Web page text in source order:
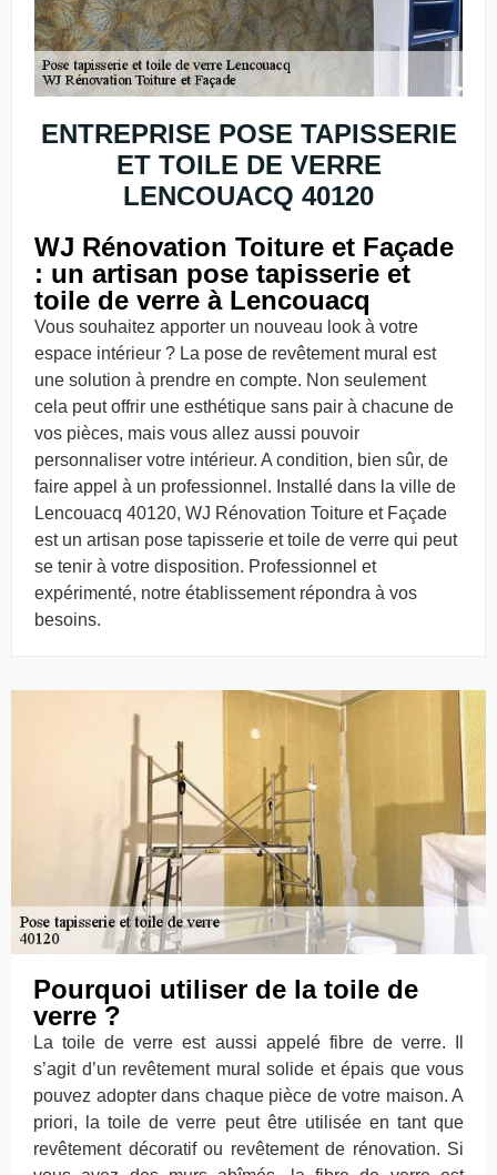
ENTREPRISE POSE TAPISSERIE
ET TOILE DE VERRE
LENCOUACQ 40120
WJ Rénovation Toiture et Façade
: un artisan pose tapisserie et
toile de verre à Lencouacq
Vous souhaitez apporter un nouveau look à votre
espace intérieur ? La pose de revêtement mural est
une solution à prendre en compte. Non seulement
cela peut offrir une esthétique sans pair à chacune de
vos pièces, mais vous allez aussi pouvoir
personnaliser votre intérieur. A condition, bien sûr, de
faire appel à un professionnel. Installé dans la ville de
Lencouacq 40120, WJ Rénovation Toiture et Façade
est un artisan pose tapisserie et toile de verre qui peut
se tenir à votre disposition. Professionnel et
expérimenté, notre établissement répondra à vos
besoins.
Pourquoi utiliser de la toile de
verre ?
La toile de verre est aussi appelé fibre de verre. Il
s’agit d’un revêtement mural solide et épais que vous
pouvez adopter dans chaque pièce de votre maison. A
priori, la toile de verre peut être utilisée en tant que
revêtement décoratif ou revêtement de rénovation. Si